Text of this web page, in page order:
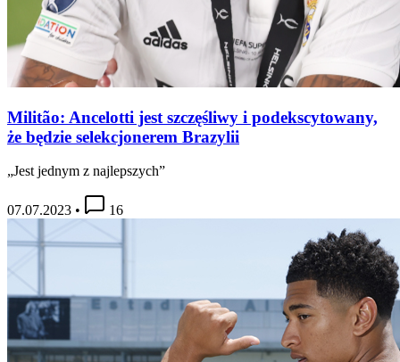
Militão: Ancelotti jest szczęśliwy i podekscytowany,
że będzie selekcjonerem Brazylii
„Jest jednym z najlepszych”
07.07.2023 • 16